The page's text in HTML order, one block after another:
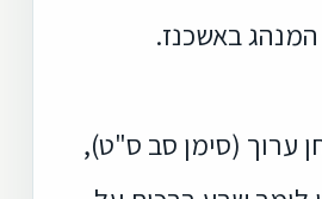
באשכנז.
ערוך (סימן סב ס"ט),